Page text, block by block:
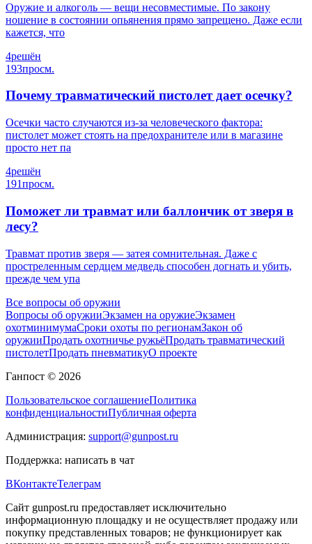
Оружие и алкоголь — вещи несовместимые. По закону
ношение в состоянии опьянения прямо запрещено. Даже если
кажется, что
4решён
193просм.
Почему травматический пистолет дает осечку?
Осечки часто случаются из-за человеческого фактора:
пистолет может стоять на предохранителе или в магазине
просто нет па
4решён
191просм.
Поможет ли травмат или баллончик от зверя в
лесу?
Травмат против зверя — затея сомнительная. Даже с
простреленным сердцем медведь способен догнать и убить,
прежде чем упа
Все вопросы об оружии
Вопросы об оружииЭкзамен на оружиеЭкзамен
охотминимумаСроки охоты по регионамЗакон об
оружииПродать охотничье ружьёПродать травматический
пистолетПродать пневматикуО проекте
Ганпост © 2026
Пользовательское соглашениеПолитика
конфиденциальностиПубличная оферта
Администрация: support@gunpost.ru
Поддержка: написать в чат
ВКонтактеТелеграм
Сайт gunpost.ru предоставляет исключительно
информационную площадку и не осуществляет продажу или
покупку представленных товаров; не функционирует как